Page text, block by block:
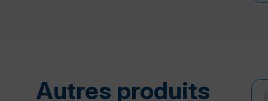
Autres produits